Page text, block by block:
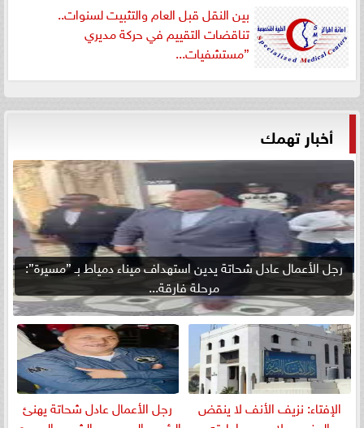
بين النقل قبل العام والتثبيت لسنوات..
تناقضات التقييم في حركة مديري
”مستشفيات...
أخبار تهمك
رجل الأعمال عادل شحاتة يدين استهداف ميناء دمياط بـ ”مسيرة”:
مرحلة فارقة...
الإفتاء: نزيف الأنف لا ينقض
رجل الأعمال عادل شحاتة يهنئ